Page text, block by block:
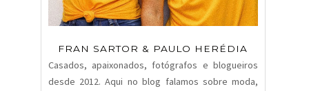
FRAN SARTOR & PAULO HERÉDIA
Casados, apaixonados, fotógrafos e blogueiros
desde 2012. Aqui no blog falamos sobre moda,